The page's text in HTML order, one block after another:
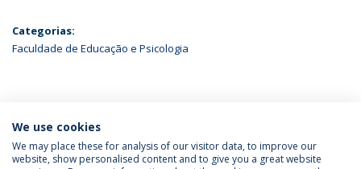
Categorias:
Faculdade de Educação e Psicologia
ÚLTIMAS NOTÍCIAS
We use cookies
We may place these for analysis of our visitor data, to improve our
website, show personalised content and to give you a great website